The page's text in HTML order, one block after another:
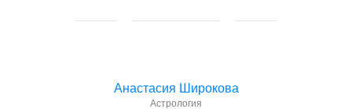
Анастасия Широкова
Астрология